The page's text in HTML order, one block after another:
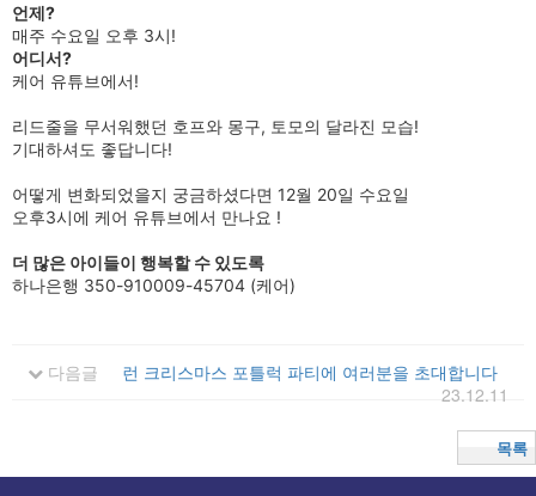
언제?
매주 수요일 오후 3시!
어디서?
케어 유튜브에서!
리드줄을 무서워했던 호프와 몽구, 토모의 달라진 모습!
기대하셔도 좋답니다!
어떻게 변화되었을지 궁금하셨다면 12월 20일 수요일
오후3시에 케어 유튜브에서 만나요 !
더 많은 아이들이 행복할 수 있도록
하나은행 350-910009-45704 (케어)
다음글
런 크리스마스 포틀럭 파티에 여러분을 초대합니다
23.12.11
목록